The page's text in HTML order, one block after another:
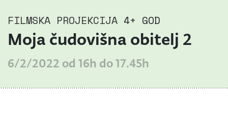
FILMSKA PROJEKCIJA 4+ GOD
Moja čudovišna obitelj 2
6/2/2022 od 16h do 17.45h